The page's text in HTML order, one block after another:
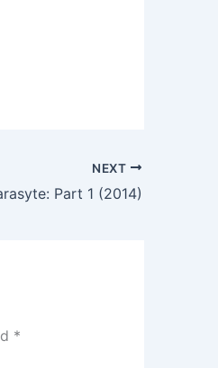
NEXT
Part 1 (2014)
*